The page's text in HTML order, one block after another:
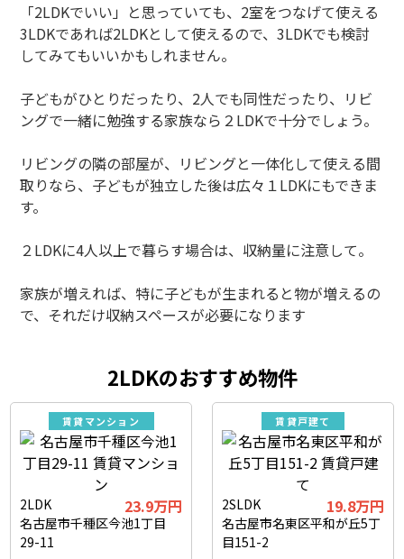
「2LDKでいい」と思っていても、2室をつなげて使える
3LDKであれば2LDKとして使えるので、3LDKでも検討
してみてもいいかもしれません。
子どもがひとりだったり、2人でも同性だったり、リビ
ングで一緒に勉強する家族なら２LDKで十分でしょう。
リビングの隣の部屋が、リビングと一体化して使える間
取りなら、子どもが独立した後は広々１LDKにもできま
す。
２LDKに4人以上で暮らす場合は、収納量に注意して。
家族が増えれば、特に子どもが生まれると物が増えるの
で、それだけ収納スペースが必要になります
2LDKのおすすめ物件
賃貸マンション
2LDK 23.9万円
名古屋市千種区今池1丁目
29-11
賃貸戸建て
2SLDK 19.8万円
名古屋市名東区平和が丘5丁
目151-2